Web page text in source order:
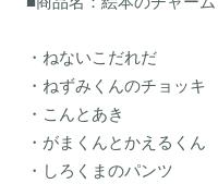
・ねないこだれだ
・ねずみくんのチョッキ
・こんとあき
・がまくんとかえるくん
・しろくまのパンツ